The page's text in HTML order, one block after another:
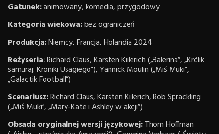
Gatunek:animowany, komedia, przygodowy
Kategoria wiekowa:bez ograniczeń
Produkcja:Niemcy, Francja, Holandia 2024
Reżyseria:Richard Claus, Karsten Kiilerich („Balerina”, „Królik
samuraj: Kroniki Usagiego”), Yannick Moulin („Miś Muki”,
„Galactik Football”)
Scenariusz:Richard Claus, Karsten Kiilerich, Rob Sprackling
(„Miś Muki”, „Mary-Kate i Ashley w akcji”)
Obsada oryginalnej wersji językowej:Thom Hoffman